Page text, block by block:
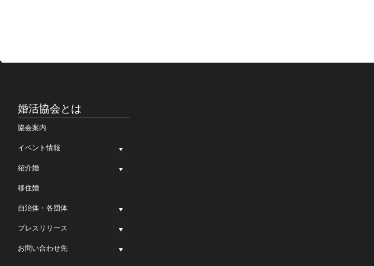
婚活協会とは
協会案内
イベント情報
紹介婚
移住婚
自治体・各団体
プレスリリース
お問い合わせ先